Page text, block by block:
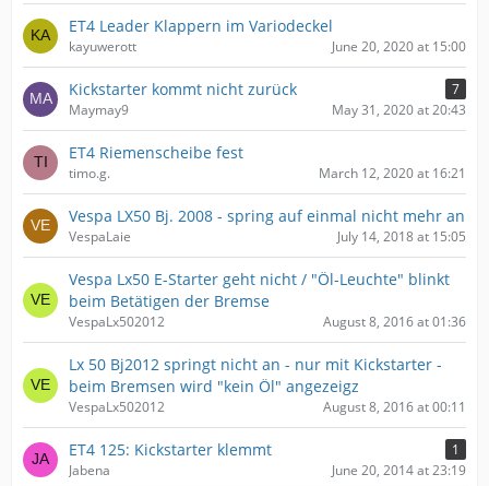
ET4 Leader Klappern im Variodeckel
kayuwerott June 20, 2020 at 15:00
Kickstarter kommt nicht zurück
7
Maymay9
May 31, 2020 at 20:43
ET4 Riemenscheibe fest
timo.g. March 12, 2020 at 16:21
Vespa LX50 Bj. 2008 - spring auf einmal nicht mehr an
VespaLaie July 14, 2018 at 15:05
Vespa Lx50 E-Starter geht nicht / "Öl-Leuchte" blinkt
beim Betätigen der Bremse
VespaLx502012 August 8, 2016 at 01:36
Lx 50 Bj2012 springt nicht an - nur mit Kickstarter -
beim Bremsen wird "kein Öl" angezeigz
VespaLx502012 August 8, 2016 at 00:11
ET4 125: Kickstarter klemmt
1
Jabena
June 20, 2014 at 23:19